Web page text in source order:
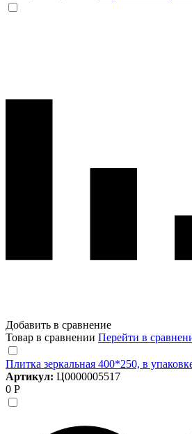
Добавить в сравнение
Товар в сравнении Перейти в
Плитка зеркальная 400*250, в
Артикул: Ц0000005517
0 Р